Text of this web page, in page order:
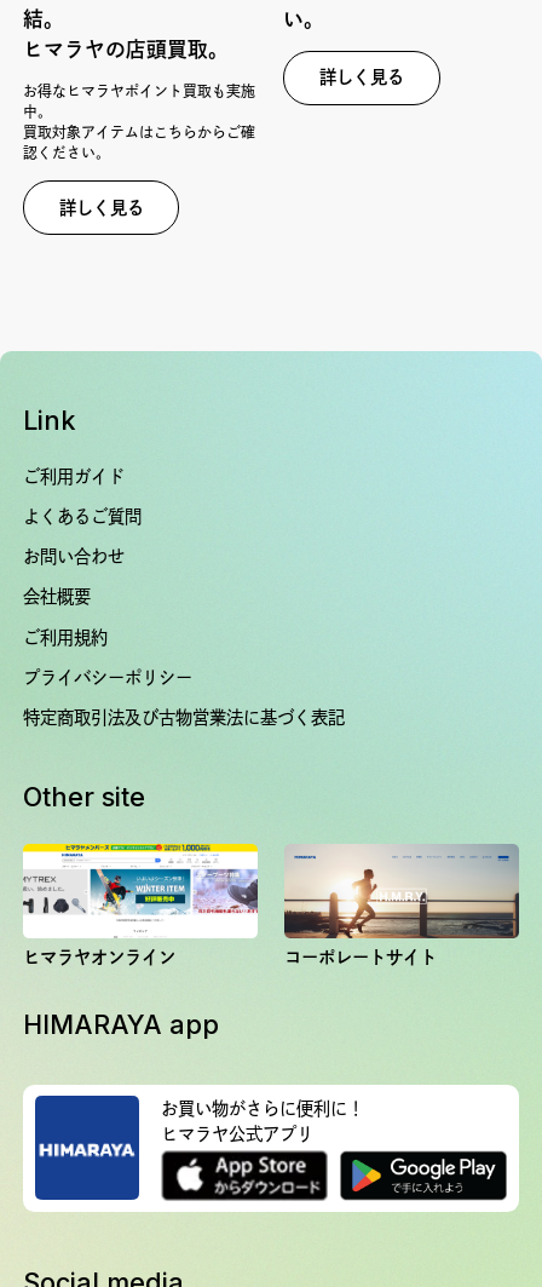
結。
ヒマラヤの店頭買取。
お得なヒマラヤポイント買取も実施
中。
買取対象アイテムはこちらからご確
認ください。
詳しく見る
い。
詳しく見る
Link
ご利用ガイド
よくあるご質問
お問い合わせ
会社概要
ご利用規約
プライバシーポリシー
特定商取引法及び古物営業法に基づく表記
Other site
ヒマラヤオンライン コーポレートサイト
HIMARAYA app
お買い物がさらに便利に！
ヒマラヤ公式アプリ